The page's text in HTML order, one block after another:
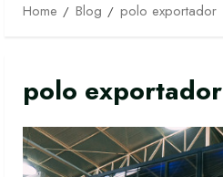
Home
Blog polo exportador
polo exportador